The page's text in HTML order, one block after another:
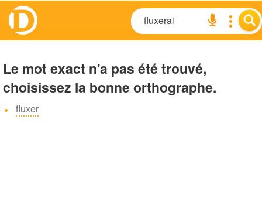
Le mot exact n'a pas été trouvé,
choisissez la bonne orthographe.
fluxer